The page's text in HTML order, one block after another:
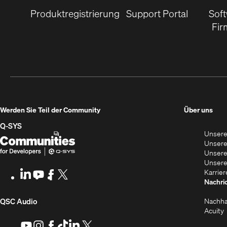
Produktregistrierung Support Portal
Werden Sie Teil der Community
Q‑SYS
Q-
SYS
(Öffnet
sich
LinkedIn
(Öffnet
in
Fenster)
Youtube
(Öffnet
Fenster)
Facebook
(Öffnet
Fenster)
QSC Audio(Öffnet
sich
Youtube
(ÖffnetInstagram
(Öffnet
Facebook
(ÖffnetTikTok
(ÖffnetLinkedIn
(Öffnet
Über uns
Acuity